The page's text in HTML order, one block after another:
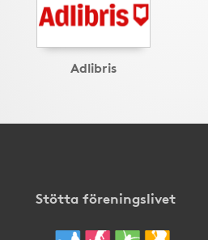
Adlibris
Stötta föreningslivet